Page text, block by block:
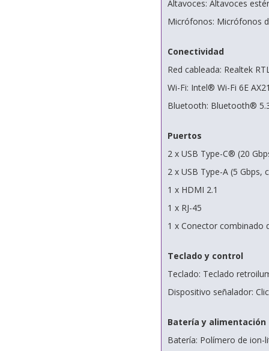
Altavoces: Altavoces
Micrófonos: Micrófonos
Conectividad
Red cableada: Realtek
Wi-Fi: Intel® Wi-Fi 6E
Bluetooth: Bluetooth®
Puertos
2 x USB Type-C® (20
2 x USB Type-A (5 Gbps,
1 x HDMI 2.1
1 x RJ-45
1 x Conector combinado
Teclado y control
Teclado: Teclado
Dispositivo señalador:
Batería y alimentación
Batería: Polímero de ion-